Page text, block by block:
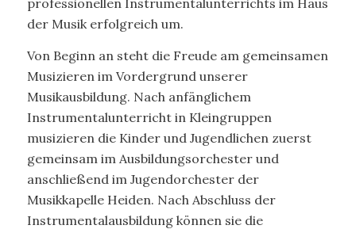
professionellen Instrumentalunterrichts im Haus
der Musik erfolgreich um.
Von Beginn an steht die Freude am gemeinsamen
Musizieren im Vordergrund unserer
Musikausbildung. Nach anfänglichem
Instrumentalunterricht in Kleingruppen
musizieren die Kinder und Jugendlichen zuerst
gemeinsam im Ausbildungsorchester und
anschließend im Jugendorchester der
Musikkapelle Heiden. Nach Abschluss der
Instrumentalausbildung können sie die